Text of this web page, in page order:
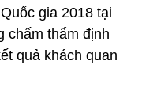
gia 2018 tại
chấm thẩm định
quả khách quan